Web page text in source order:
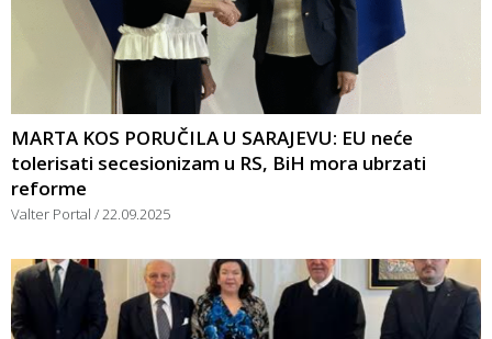
MARTA KOS PORUČILA U SARAJEVU: EU neće
tolerisati secesionizam u RS, BiH mora ubrzati
reforme
Valter Portal 22.09.2025